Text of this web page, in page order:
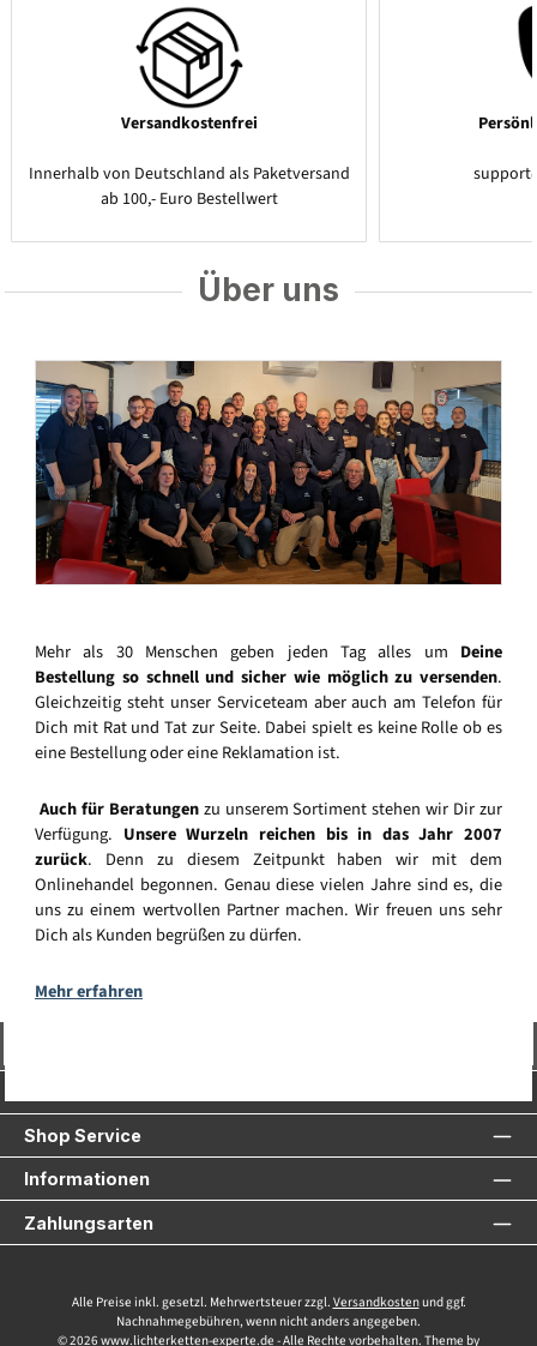
Versandkostenfrei
Innerhalb von Deutschland als Paketversand
ab 100,- Euro Bestellwert
Über uns
Mehr als 30 Menschen geben jeden Tag alles um Deine
Bestellung so schnell und sicher wie möglich zu versenden.
Gleichzeitig steht unser Serviceteam aber auch am Telefon für
Dich mit Rat und Tat zur Seite. Dabei spielt es keine Rolle ob es
eine Bestellung oder eine Reklamation ist.
Auch für Beratungenzu unserem Sortiment stehen wir Dir zur
Verfügung. Unsere Wurzeln reichen bis in das Jahr 2007
zurück. Denn zu diesem Zeitpunkt haben wir mit dem
Onlinehandel begonnen. Genau diese vielen Jahre sind es, die
uns zu einem wertvollen Partner machen. Wir freuen uns sehr
Dich als Kunden begrüßen zu dürfen.
Mehr erfahren
Shop Service
Informationen
Zahlungsarten
Alle Preise inkl. gesetzl. Mehrwertsteuer zzgl. Versandkostenund ggf.
Nachnahmegebühren, wenn nicht anders angegeben.
© 2026 www.lichterketten-experte.de - Alle Rechte vorbehalten. Theme by